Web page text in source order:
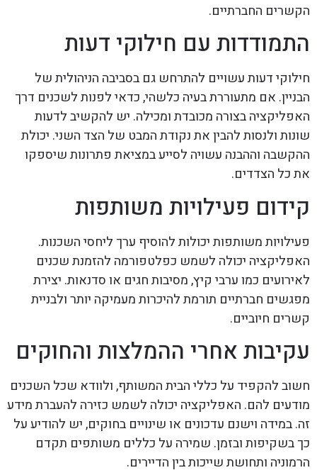
הקשרים החברתיים.
התמודדות עם חילוקי דעות
חילוקי דעות עשויים להתרחש גם בסביבה הניהולית של
הבניין. אם מתעוררת בעיה כלשהי, כדאי לפנות לשכנים דרך
האפליקציה בצורה מכובדת ומכילה. יש להקשיב לדעות
שונות ולנסות להבין את נקודת המבט של הצד השני. יכולת
ההקשבה וההבנה עשויה לסייע במציאת פתרונות שיספקו
את כל הצדדים.
קידום פעילויות משותפות
פעילויות משותפות יכולות להוסיף ערך ליחסי השכנות.
האפליקציה יכולה לשמש כפלטפורמה להזמנת שכנים
לאירועים כמו ערבי קיץ, מסיבות חגים או סדנאות. יצירת
מפגשים חברתיים תורמת להיכרות מעמיקה יותר ולבניית
קשרים חיוביים.
עקיבות אחרי ההמלצות והחוקים
חשוב להקפיד על כללי הבית המשותף, ולוודא שכל השכנים
מודעים להם. האפליקציה יכולה לשמש כזירה להעברת מידע
זה. במידה וישנם עדכונים או שינויים בחוקים, יש להודיע על
כך בשקיפות ובזמן. שמירה על כללים משותפים תקדם
הרמוניה ותחושת שייכות בין הדיירים.